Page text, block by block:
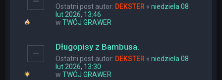
Ostatni post autor: DEKSTER «niedziela 08
lut 2026, 13:46
wTWÓJ GRAWER
Długopisy z Bambusa.
Ostatni post autor: DEKSTER «niedziela 08
lut 2026, 13:30
wTWÓJ GRAWER